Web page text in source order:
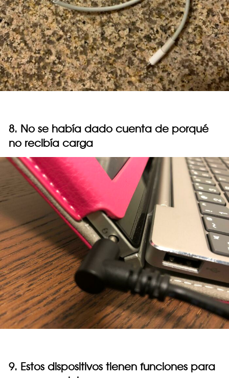
8. No se había dado cuenta de porqué
no recibía carga
9. Estos dispositivos tienen funciones para